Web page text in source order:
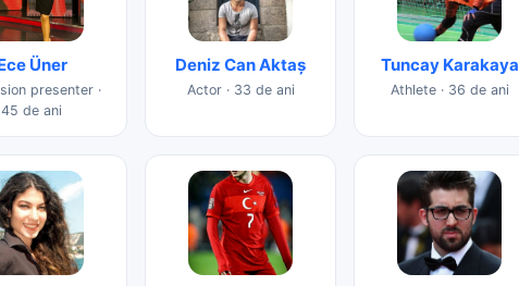
Üner
presenter ·
45 de ani
Deniz Can Aktaş
Actor · 33 de ani
Tuncay Karakaya
Athlete · 36 de ani